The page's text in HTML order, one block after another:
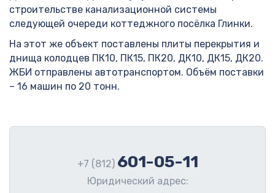
строительстве канализационной системы
следующей очереди коттеджного посёлка Глинки.
На этот же объект поставлены плиты перекрытия и
днища колодцев ПК10, ПК15, ПК20, ДК10, ДК15, ДК20.
ЖБИ отправлены автотранспортом. Объём поставки
– 16 машин по 20 тонн.
+7 (812) 601-05-11
Юридический адрес: